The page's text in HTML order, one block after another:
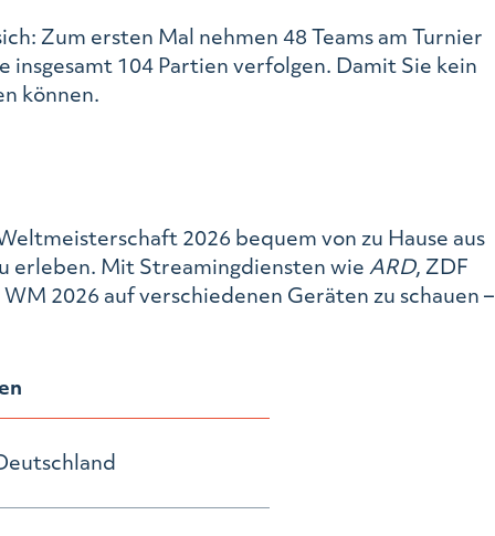
Zum ersten Mal nehmen 48 Teams am Turnier
insgesamt 104 Partien verfolgen. Damit Sie kein
können.
2026 bequem von zu Hause aus
erleben. Mit Streamingdiensten wie ARD, ZDF
2026 auf verschiedenen Geräten zu schauen –